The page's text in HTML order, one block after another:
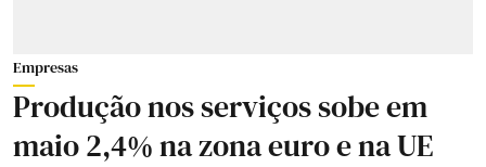
Empresas
Produção nos serviços sobe em
maio 2,4% na zona euro e na UE